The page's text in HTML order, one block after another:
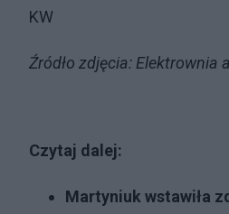
KW
Źródło zdjęcia: Elektrownia
Czytaj dalej:
Martyniuk wstawiła